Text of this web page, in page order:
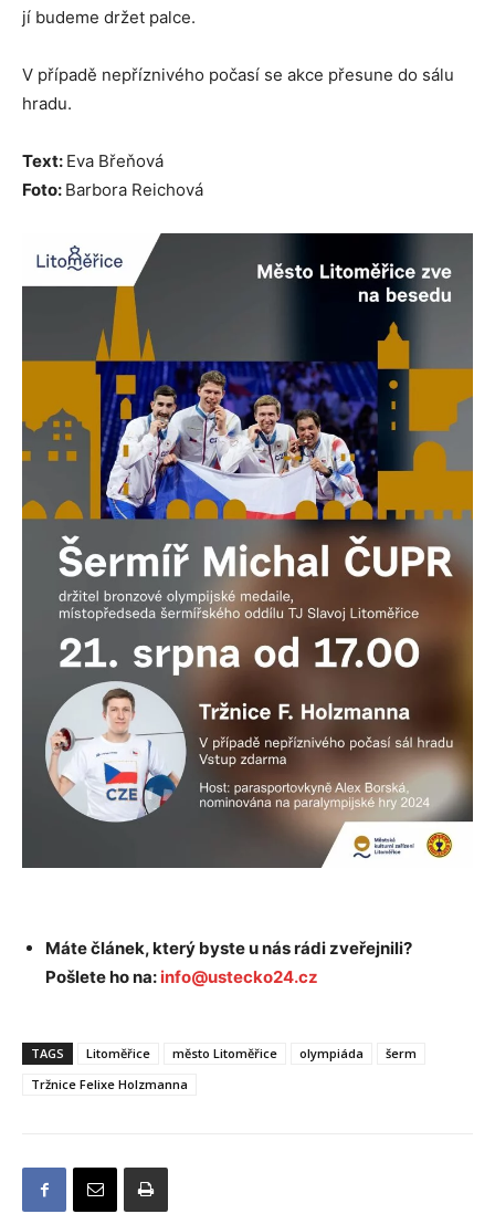
jí budeme držet palce.
V případě nepříznivého počasí se akce přesune do sálu
hradu.
Text: Eva Břeňová
Foto: Barbora Reichová
Máte článek, který byste u nás rádi zveřejnili?
Pošlete ho na: info@ustecko24.cz
TAGS Litoměřice město Litoměřice olympiáda
šerm
Tržnice Felixe Holzmanna